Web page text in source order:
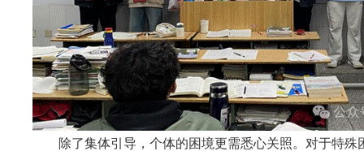
除了集体引导，个体的困境更需悉心关照。对于特